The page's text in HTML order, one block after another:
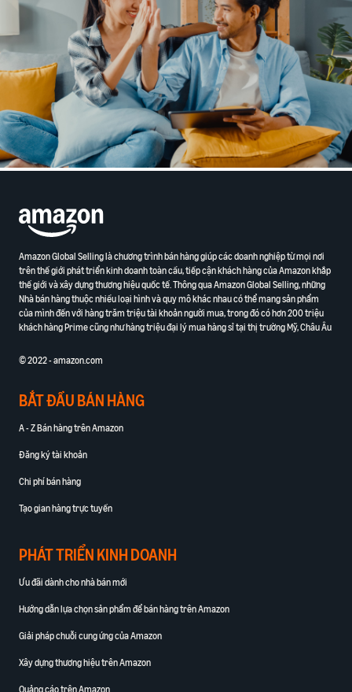
Amazon Global Selling là chương trình bán hàng giúp các doanh nghiệp từ mọi nơi
trên thế giới phát triển kinh doanh toàn cầu, tiếp cận khách hàng của Amazon khắp
thế giới và xây dựng thương hiệu quốc tế. Thông qua Amazon Global Selling, những
Nhà bán hàng thuộc nhiều loại hình và quy mô khác nhau có thể mang sản phẩm
của mình đến với hàng trăm triệu tài khoản người mua, trong đó có hơn 200 triệu
khách hàng Prime cũng như hàng triệu đại lý mua hàng sỉ tại thị trường Mỹ, Châu Âu
© 2022 - amazon.com
BẮT ĐẦU BÁN HÀNG
A - Z Bán hàng trên Amazon
Đăng ký tài khoản
Chi phí bán hàng
Tạo gian hàng trực tuyến
PHÁT TRIỂN KINH DOANH
Ưu đãi dành cho nhà bán mới
Hướng dẫn lựa chọn sản phẩm để bán hàng trên Amazon
Giải pháp chuỗi cung ứng của Amazon
Xây dựng thương hiệu trên Amazon
Quảng cáo trên Amazon